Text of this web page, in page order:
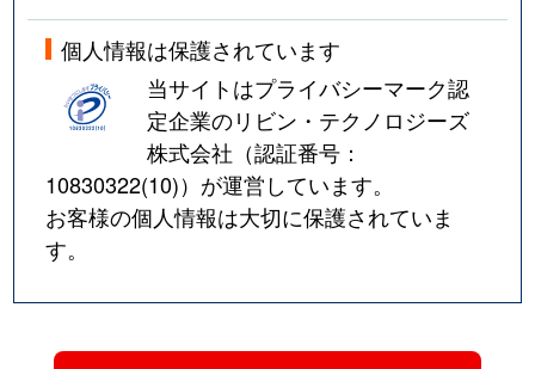
個人情報は保護されています
当サイトはプライバシーマーク認
定企業のリビン・テクノロジーズ
株式会社（認証番号：
10830322(10)）が運営しています。
お客様の個人情報は大切に保護されていま
す。